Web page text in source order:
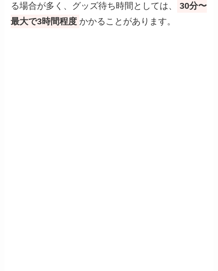
る場合が多く、グッズ待ち時間としては、
30分〜
最大で3時間程度 かかることがあります。